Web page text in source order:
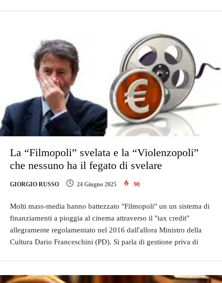
La “Filmopoli” svelata e la “Violenzopoli”
che nessuno ha il fegato di svelare
GIORGIO RUSSO 24 Giugno 2025 90
Molti mass-media hanno battezzato "Filmopoli" un un sistema di
finanziamenti a pioggia al cinema attraverso il "tax credit"
allegramente regolamentato nel 2016 dall'allora Ministro della
Cultura Dario Franceschini (PD). Si parla di gestione priva di